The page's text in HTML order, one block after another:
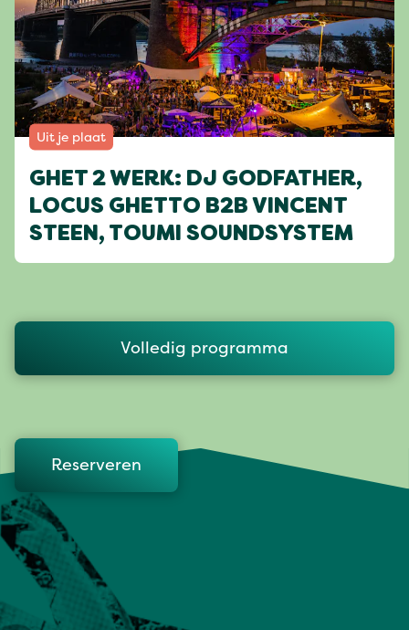
Reserveren
Uit je plaat
GHET 2 WERK: DJ GODFATHER,
LOCUS GHETTO B2B VINCENT
STEEN, TOUMI SOUNDSYSTEM
Volledig programma